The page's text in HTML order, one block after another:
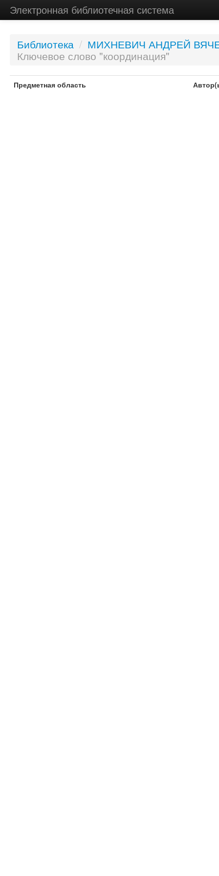
Электронная библиотечная система
Библиотека / МИХНЕВИЧ АНДРЕЙ
Ключевое слово "координация"
Предметная область